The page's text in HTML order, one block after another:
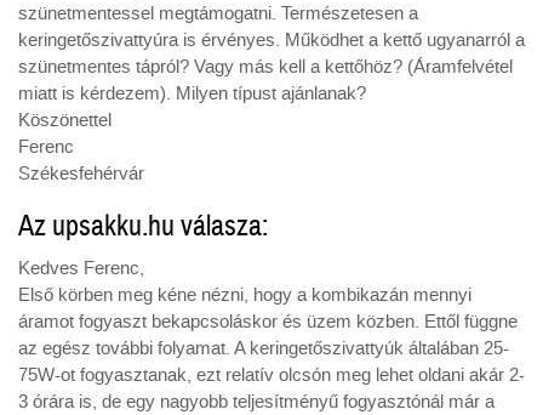
szünetmentessel megtámogatni. Természetesen a
keringetőszivattyúra is érvényes. Működhet a kettő ugyanarról a
szünetmentes tápról? Vagy más kell a kettőhöz? (Áramfelvétel
miatt is kérdezem). Milyen típust ajánlanak?
Köszönettel
Ferenc
Székesfehérvár
Az upsakku.hu válasza:
Kedves Ferenc,
Első körben meg kéne nézni, hogy a kombikazán mennyi
áramot fogyaszt bekapcsoláskor és üzem közben. Ettől függne
az egész további folyamat. A keringetőszivattyúk általában 25-
75W-ot fogyasztanak, ezt relatív olcsón meg lehet oldani akár 2-
3 órára is, de egy nagyobb teljesítményű fogyasztónál már a